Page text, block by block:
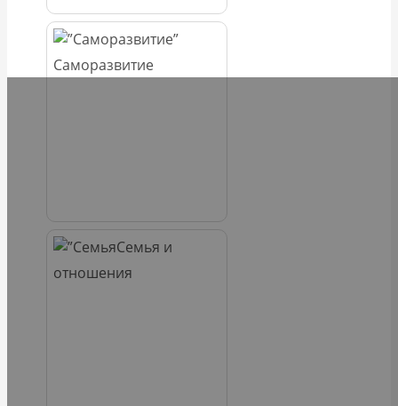
Саморазвитие
Семья и
отношения